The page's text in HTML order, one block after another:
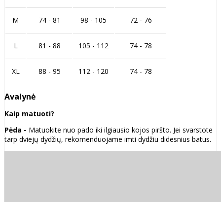
M 74 - 81 98 - 105 72 - 76
L 81 - 88 105 - 112 74 - 78
XL 88 - 95 112 - 120 74 - 78
Avalynė
Kaip matuoti?
Pėda - Matuokite nuo pado iki ilgiausio kojos piršto. Jei svarstote
tarp dviejų dydžių, rekomenduojame imti dydžiu didesnius batus.